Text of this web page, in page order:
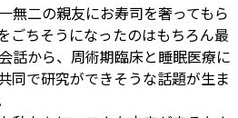
無二の親友にお寿司を奢ってもら
ごちそうになったのはもちろん最
話から、周術期臨床と睡眠医療に
同で研究ができそうな話題が生ま